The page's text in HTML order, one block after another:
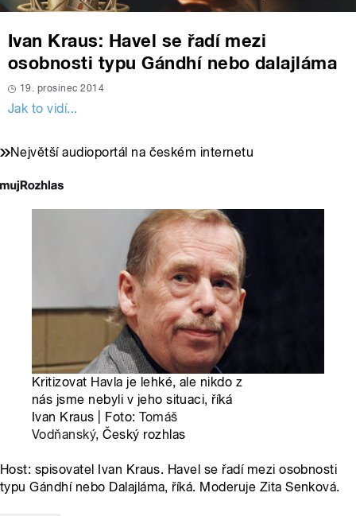
Ivan Kraus: Havel se řadí mezi
osobnosti typu Gándhí nebo dalajláma
19. prosinec 2014
Jak to vidí...
Největší audioportál na českém internetu
Kritizovat Havla je lehké, ale nikdo z
nás jsme nebyli v jeho situaci, říká
Ivan Kraus | Foto:Tomáš
Vodňanský, Český rozhlas
Host: spisovatel Ivan Kraus. Havel se řadí mezi osobnosti
typu Gándhí nebo Dalajláma, říká. Moderuje Zita Senková.